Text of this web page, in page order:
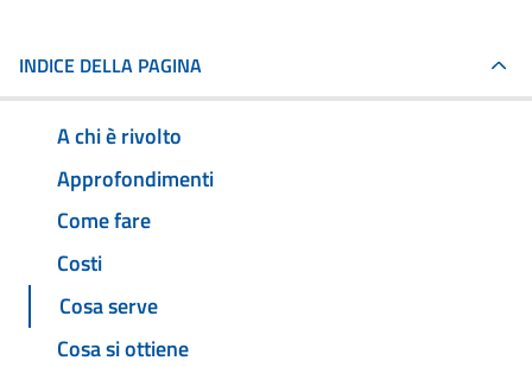
INDICE DELLA PAGINA
A chi è rivolto
Approfondimenti
Come fare
Costi
Cosa serve
Cosa si ottiene